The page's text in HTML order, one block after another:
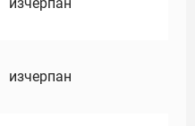
изчерпан